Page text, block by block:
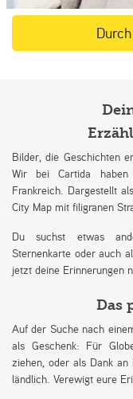
Bilder, die Geschichten
Wir bei Cartida
Frankreich. Dargestellt
City Map mit filigranen
Du suchst etwas
Sternenkarte oder auch
jetzt deine Erinnerungen
Das
Auf der Suche nach
als Geschenk: Für
ziehen, oder als Dank
ländlich. Verewigt eure